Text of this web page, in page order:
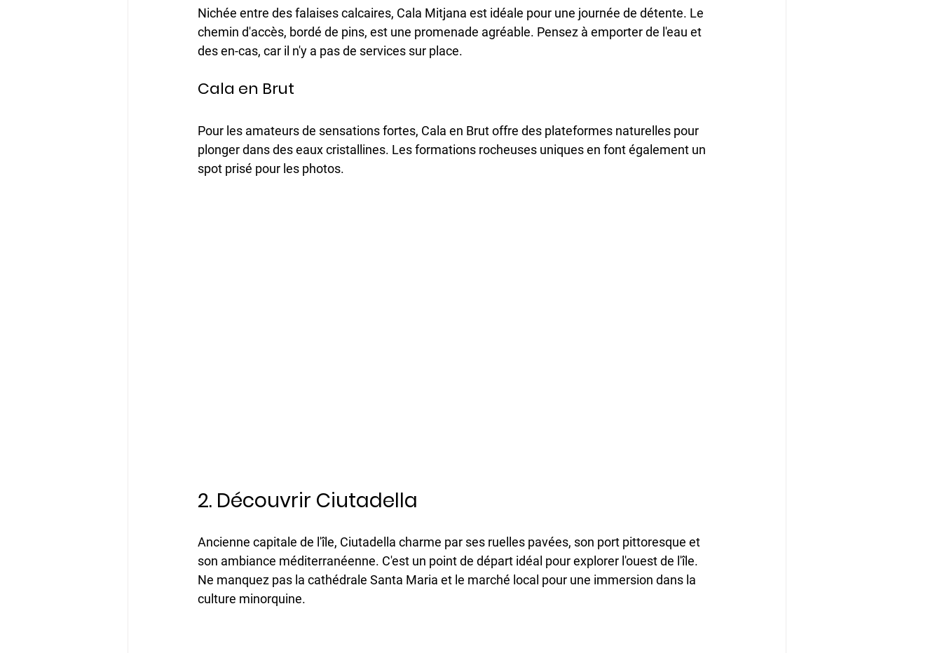
Nichée entre des falaises calcaires, Cala Mitjana est idéale pour une journée de détente. Le
chemin d'accès, bordé de pins, est une promenade agréable. Pensez à emporter de l'eau et
des en-cas, car il n'y a pas de services sur place.​
Cala en Brut
Pour les amateurs de sensations fortes, Cala en Brut offre des plateformes naturelles pour
plonger dans des eaux cristallines. Les formations rocheuses uniques en font également un
spot prisé pour les photos.​
2. Découvrir Ciutadella
Ancienne capitale de l'île, Ciutadella charme par ses ruelles pavées, son port pittoresque et
son ambiance méditerranéenne. C'est un point de départ idéal pour explorer l'ouest de l'île.
Ne manquez pas la cathédrale Santa Maria et le marché local pour une immersion dans la
culture minorquine.